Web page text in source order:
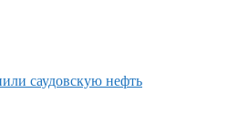
саудовскую нефть